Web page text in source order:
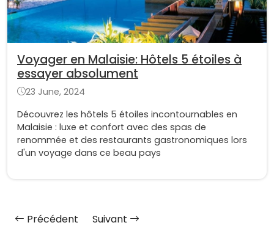
Voyager en Malaisie: Hôtels 5 étoiles à
essayer absolument
23 June, 2024
Découvrez les hôtels 5 étoiles incontournables en
Malaisie : luxe et confort avec des spas de
renommée et des restaurants gastronomiques lors
d'un voyage dans ce beau pays
Précédent Suivant